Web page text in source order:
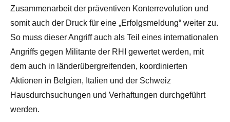
Zusammenarbeit der präventiven Konterrevolution und
somit auch der Druck für eine „Erfolgsmeldung“ weiter zu.
So muss dieser Angriff auch als Teil eines internationalen
Angriffs gegen Militante der RHI gewertet werden, mit
dem auch in länderübergreifenden, koordinierten
Aktionen in Belgien, Italien und der Schweiz
Hausdurchsuchungen und Verhaftungen durchgeführt
werden.